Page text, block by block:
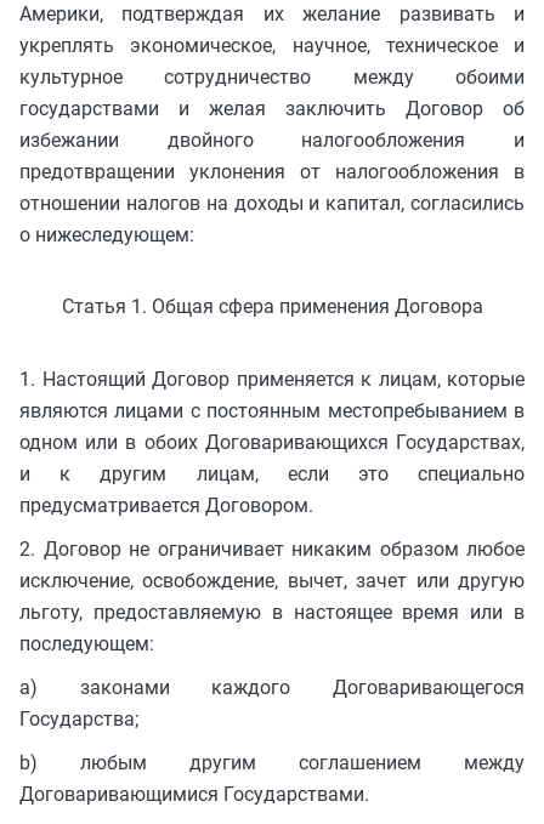
Америки, подтверждая их желание развивать и
укреплять экономическое, научное, техническое и
культурное сотрудничество между обоими
государствами и желая заключить Договор об
избежании двойного налогообложения и
предотвращении уклонения от налогообложения в
отношении налогов на доходы и капитал, согласились
о нижеследующем:
Статья 1. Общая сфера применения Договора
1. Настоящий Договор применяется к лицам, которые
являются лицами с постоянным местопребыванием в
одном или в обоих Договаривающихся Государствах,
и к другим лицам, если это специально
предусматривается Договором.
2. Договор не ограничивает никаким образом любое
исключение, освобождение, вычет, зачет или другую
льготу, предоставляемую в настоящее время или в
последующем:
a) законами каждого Договаривающегося
Государства;
b) любым другим соглашением между
Договаривающимися Государствами.